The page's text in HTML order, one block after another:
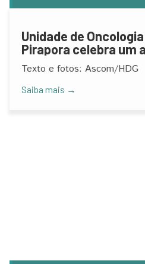
Unidade de Oncologia
Pirapora celebra um
acesso ao
câncer
Texto e fotos: Ascom/HDG
Saiba mais →